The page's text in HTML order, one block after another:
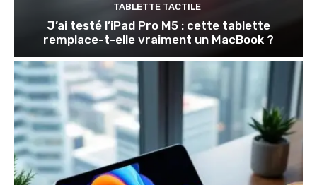
TABLETTE TACTILE
J’ai testé l’iPad Pro M5 : cette tablette
remplace-t-elle vraiment un MacBook ?